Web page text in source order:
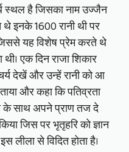
स्थल है जिसका नाम उज्जैन
थे इनके 1600 रानी थी पर
यह विशेष प्रेम करते थे
एक दिन राजा शिकार
देखें और उन्हें रानी को आ
और कहा कि पतिव्रता
के साथ अपने प्राण तज दे
जिस पर भृतृहरि को ज्ञान
लीला से विदित होता है।